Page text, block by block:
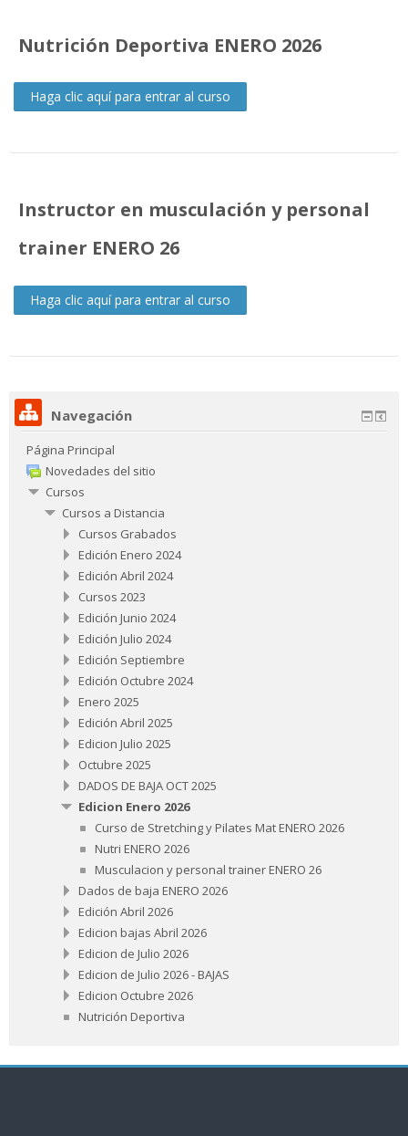
Nutrición Deportiva ENERO 2026
Haga clic aquí para entrar al curso
Instructor en musculación y personal
trainer ENERO 26
Haga clic aquí para entrar al curso
Navegación
Página Principal
Novedades del sitio
Cursos
Cursos a Distancia
Cursos Grabados
Edición Enero 2024
Edición Abril 2024
Cursos 2023
Edición Junio 2024
Edición Julio 2024
Edición Septiembre
Edición Octubre 2024
Enero 2025
Edición Abril 2025
Edicion Julio 2025
Octubre 2025
DADOS DE BAJA OCT 2025
Edicion Enero 2026
Curso de Stretching y Pilates Mat ENERO 2026
Nutri ENERO 2026
Musculacion y personal trainer ENERO 26
Dados de baja ENERO 2026
Edición Abril 2026
Edicion bajas Abril 2026
Edicion de Julio 2026
Edicion de Julio 2026 - BAJAS
Edicion Octubre 2026
Nutrición Deportiva